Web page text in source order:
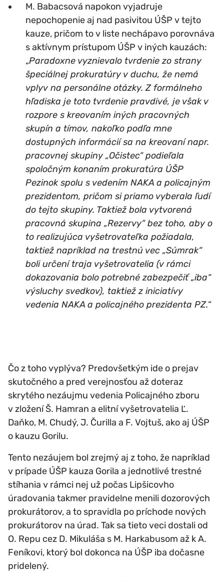
M. Babacsová napokon vyjadruje
nepochopenie aj nad pasivitou ÚŠP v tejto
kauze, pričom to v liste nechápavo porovnáva
s aktívnym prístupom ÚŠP v iných kauzách:
„Paradoxne vyznievalo tvrdenie zo strany
špeciálnej prokuratúry v duchu, že nemá
vplyv na personálne otázky. Z formálneho
hľadiska je toto tvrdenie pravdivé, je však v
rozpore s kreovaním iných pracovných
skupín a tímov, nakoľko podľa mne
dostupných informácií sa na kreovaní napr.
pracovnej skupiny „Očistec“ podieľala
spoločným konaním prokuratúra ÚŠP
Pezinok spolu s vedením NAKA a policajným
prezidentom, pričom si priamo vyberala ľudí
do tejto skupiny. Taktiež bola vytvorená
pracovná skupina „Rezervy“ bez toho, aby o
to realizujúca vyšetrovateľka požiadala,
taktiež napríklad na trestnú vec „Súmrak“
boli určení traja vyšetrovatelia (v rámci
dokazovania bolo potrebné zabezpečiť „iba“
výsluchy svedkov), taktiež z iniciatívy
vedenia NAKA a policajného prezidenta PZ.“
Čo z toho vyplýva? Predovšetkým ide o prejav
skutočného a pred verejnosťou až doteraz
skrytého nezáujmu vedenia Policajného zboru
v zložení Š. Hamran a elitní vyšetrovatelia Ľ.
Daňko, M. Chudý, J. Čurilla a F. Vojtuš, ako aj ÚŠP
o kauzu Gorilu.
Tento nezáujem bol zrejmý aj z toho, že napríklad
v prípade ÚŠP kauza Gorila a jednotlivé trestné
stíhania v rámci nej už počas Lipšicovho
úradovania takmer pravidelne menili dozorových
prokurátorov, a to spravidla po príchode nových
prokurátorov na úrad. Tak sa tieto veci dostali od
O. Repu cez D. Mikuláša s M. Harkabusom až k A.
Feníkovi, ktorý bol dokonca na ÚŠP iba dočasne
pridelený.